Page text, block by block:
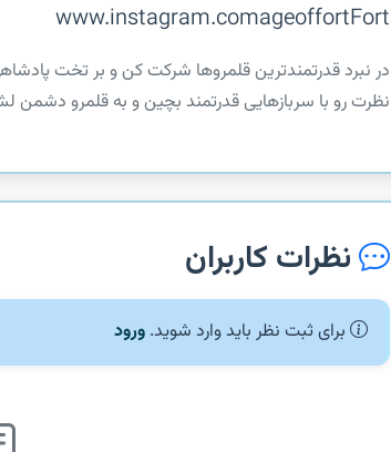
Fort‏www.instagram.comageoffort
‏‏در نبرد قدرتمندترین قلمروها شرکت کن و بر تخت
نظرت رو با سربازهایی قدرتمند بچین و به قلمرو
نظرات کاربران
برای ثبت نظر باید وارد شوید. ورود